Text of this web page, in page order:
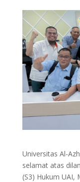
Universitas Al-
selamat atas
(S3) Hukum UAI,